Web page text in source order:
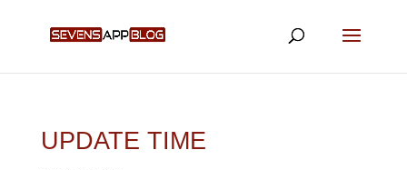
UPDATE TIME